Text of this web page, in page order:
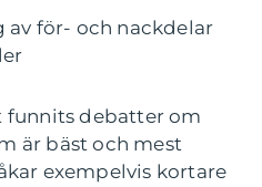
av för- och nackdelar
funnits debatter om
är bäst och mest
exempelvis kortare